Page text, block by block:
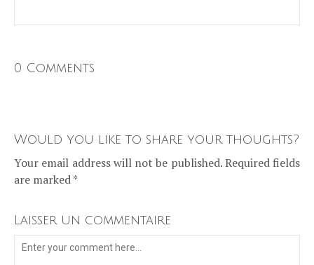
0 Comments
Would you like to share your thoughts?
Your email address will not be published. Required fields
are marked *
Laisser un commentaire